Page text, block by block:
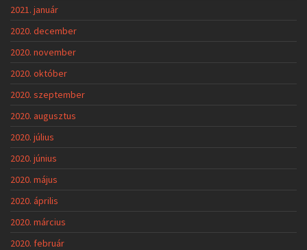
2021. január
2020. december
2020. november
2020. október
2020. szeptember
2020. augusztus
2020. július
2020. június
2020. május
2020. április
2020. március
2020. február